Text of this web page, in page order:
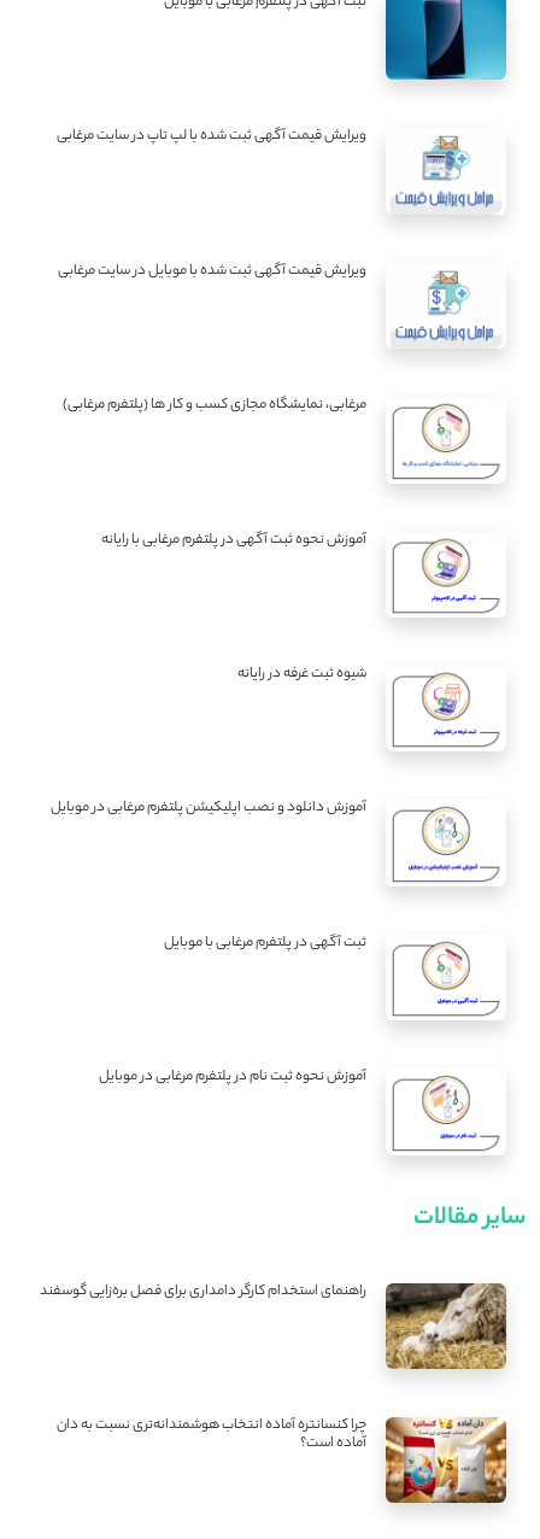
ویرایش قیمت آگهی ثبت شده با لپ تاپ در سایت مرغابی
ویرایش قیمت آگهی ثبت شده با موبایل در سایت مرغابی
مرغابی، نمایشگاه مجازی کسب و کار ها (پلتفرم مرغابی)
آموزش نحوه ثبت آگهی در پلتفرم مرغابی با رایانه
شیوه ثبت غرفه در رایانه
آموزش دانلود و نصب اپلیکیشن پلتفرم مرغابی در موبایل
ثبت آگهی در پلتفرم مرغابی با موبایل
آموزش نحوه ثبت نام در پلتفرم مرغابی در موبایل
سایر مقالات
راهنمای استخدام کارگر دامداری برای فصل بره‌زایی گوسفند
چرا کنسانتره آماده انتخاب هوشمندانه‌تری نسبت به دان
آماده است؟